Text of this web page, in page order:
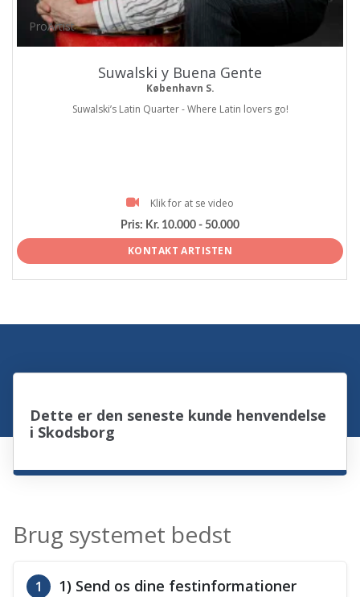
ProArtist
Suwalski y Buena Gente
København S.
Suwalski’s Latin Quarter - Where Latin lovers go!
Klik for at se video
Pris: Kr. 10.000 - 50.000
KONTAKT ARTISTEN
Dette er den seneste kunde henvendelse
i Skodsborg
Brug systemet bedst
1 1) Send os dine festinformationer